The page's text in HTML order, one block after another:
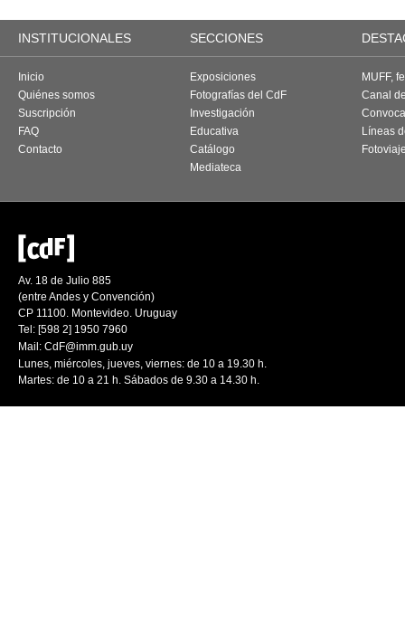
INSTITUCIONALES SECCIONES
Inicio
Quiénes somos
Suscripción
FAQ
Contacto
Exposiciones
Fotografías del CdF
Investigación
Educativa
Catálogo
Mediateca
MUFF,
Canal
Líneas
Av. 18 de Julio 885
(entre Andes y Convención)
CP 11100. Montevideo. Uruguay
Tel: [598 2] 1950 7960
Mail: CdF@imm.gub.uy
Lunes, miércoles, jueves, viernes: de 10 a 19.30 h.
Martes: de 10 a 21 h. Sábados de 9.30 a 14.30 h.